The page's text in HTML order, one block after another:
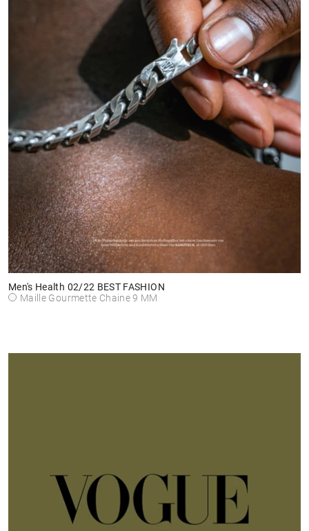
Men's Health 02/22 BEST FASHION
Maille Gourmette Chaine 9 MM